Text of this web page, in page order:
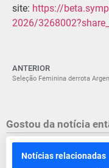
site: https://
2026/
ANTERIOR
Gostou da notícia
Notícias relacionadas